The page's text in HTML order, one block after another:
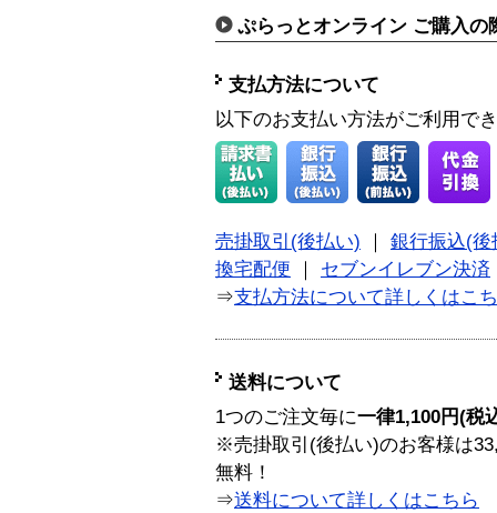
ぷらっとオンライン ご購入の
支払方法について
以下のお支払い方法がご利用で
売掛取引(後払い)
銀行振込(後
換宅配便
セブンイレブン決済
⇒支払方法について詳しくはこ
送料について
1つのご注文毎に一律1,100円(税
※売掛取引(後払い)のお客様は
無料！
⇒送料について詳しくはこちら